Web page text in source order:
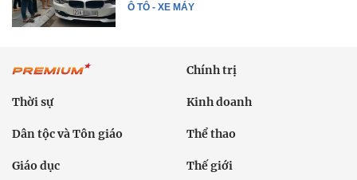
Ô TÔ - XE MÁY
Chính trị
Thời sự Kinh doanh
Dân tộc và Tôn giáo Thể thao
Giáo dục Thế giới